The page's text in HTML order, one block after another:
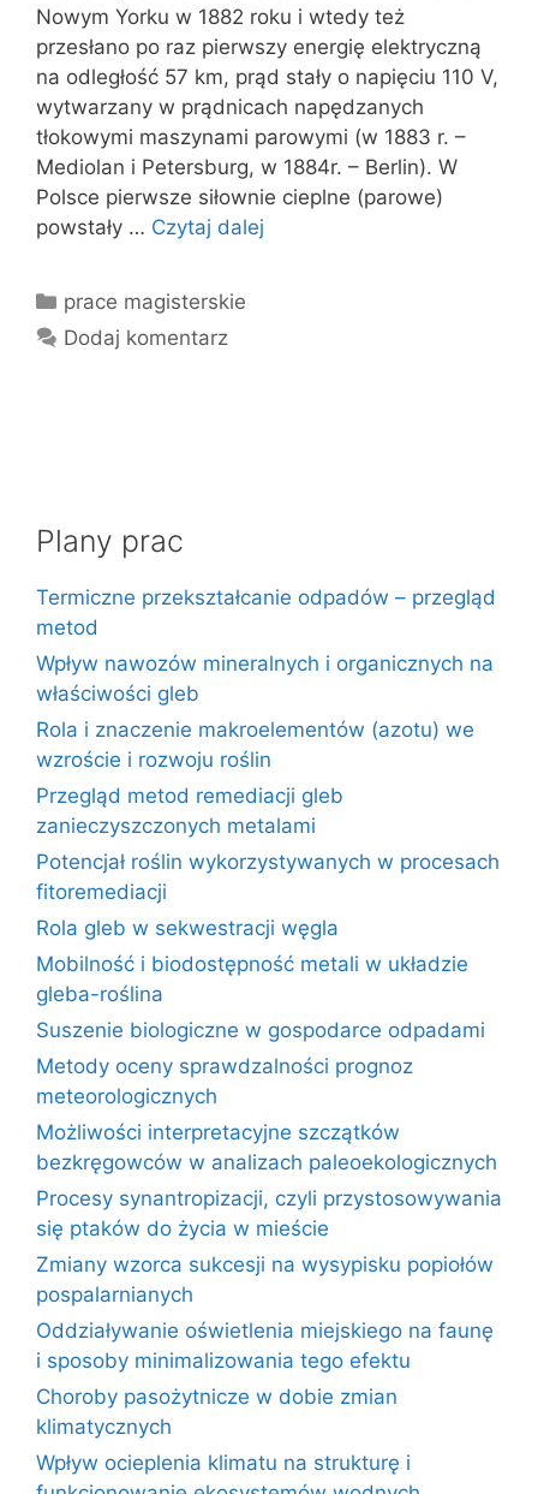
Nowym Yorku w 1882 roku i wtedy też
przesłano po raz pierwszy energię elektryczną
na odległość 57 km, prąd stały o napięciu 110 V,
wytwarzany w prądnicach napędzanych
tłokowymi maszynami parowymi (w 1883 r. –
Mediolan i Petersburg, w 1884r. – Berlin). W
Polsce pierwsze siłownie cieplne (parowe)
powstały … Czytaj dalej
Kategorie
prace magisterskie
Dodaj komentarz
Plany prac
Termiczne przekształcanie odpadów – przegląd
metod
Wpływ nawozów mineralnych i organicznych na
właściwości gleb
Rola i znaczenie makroelementów (azotu) we
wzroście i rozwoju roślin
Przegląd metod remediacji gleb
zanieczyszczonych metalami
Potencjał roślin wykorzystywanych w procesach
fitoremediacji
Rola gleb w sekwestracji węgla
Mobilność i biodostępność metali w układzie
gleba-roślina
Suszenie biologiczne w gospodarce odpadami
Metody oceny sprawdzalności prognoz
meteorologicznych
Możliwości interpretacyjne szczątków
bezkręgowców w analizach paleoekologicznych
Procesy synantropizacji, czyli przystosowywania
się ptaków do życia w mieście
Zmiany wzorca sukcesji na wysypisku popiołów
pospalarnianych
Oddziaływanie oświetlenia miejskiego na faunę
i sposoby minimalizowania tego efektu
Choroby pasożytnicze w dobie zmian
klimatycznych
Wpływ ocieplenia klimatu na strukturę i